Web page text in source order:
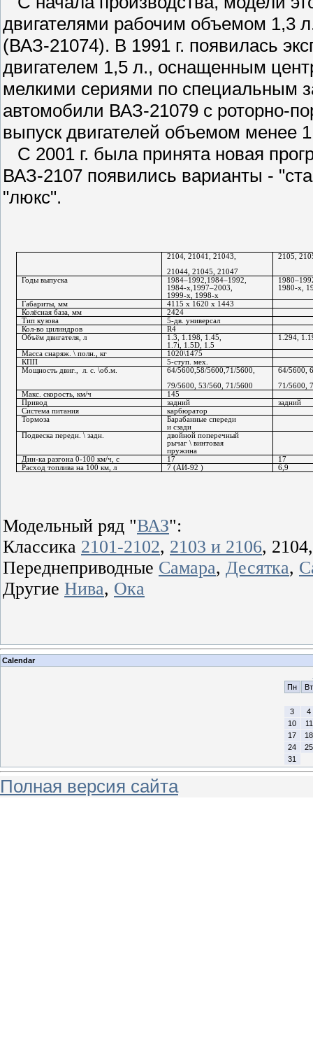
двигателями рабочим объемом 1,3
(ВАЗ-21074). В 1991 г. появилась
двигателем 1,5 л., оснащенным
мелкими сериями по специальным
автомобили ВАЗ-21079 с роторно-
выпуск двигателей объемом менее
С 2001 г. была принята новая
ВАЗ-2107 появились варианты -
"люкс".
2104, 21041, 21043,
21044, 21045, 21047
2105,
Годы выпуска
1984–1992,1984–1992,
1984-x, 1997–2003,
1999-x, 1998-x
1980-x ,
Габариты, мм 4115 х 1620 х 1443
Колёсная база, мм
2424
Тип кузова
5-дв. универсал
Кол-во цилиндров
R4
Объём двигателя, л
1.3, 1. 198
, 1.45,
1.7i, 1.5D, 1.5
1.294,
Масса снаряж. \ полн., кг
1020\1475
КПП
5-ступ. мех.
Мощность двиг.,
л. с. \об.м.
64/5600,58/5600,71/5600,
79/5600, 53/560, 71/5600
64/5600 ,
71/5600
,
Макс. скорость, км/ч
145
Привод
задний
задний
Система питания
карбюратор
Тормоза
Барабанные спереди
и сзади
Подвеска передн. \ задн.
двойной поперечный
рычаг \ винтовая
пружина
Дин-ка разгона 0-100 км/ч, с
17
17
Расход топлива на 100 км, л
7 (АИ-92 ) 6,9
Модельный ряд "ВАЗ":
Классика 2101-2102, 2103 и 2106,
Переднеприводные Самара, Десятка,
Другие Нива, Ока
Calendar
Пн
Вт
3
4
10
11
17
18
24
25
31
Полная версия сайта